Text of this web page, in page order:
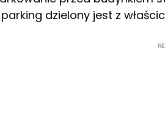
dzielony jest z